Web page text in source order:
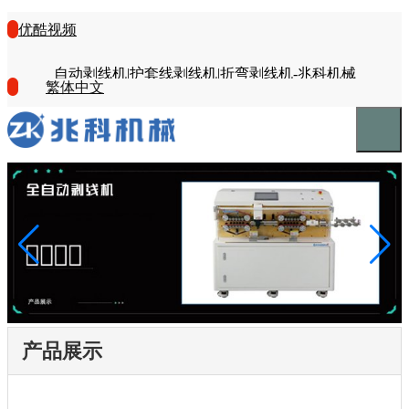
优酷视频
自动剥线机|护套线剥线机|折弯剥线机-兆科机械
繁体中文
产品展示